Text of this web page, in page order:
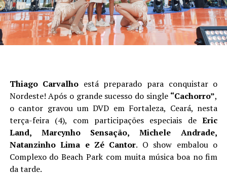
Thiago Carvalho está preparado para conquistar o
Nordeste! Após o grande sucesso do single “Cachorro”,
o cantor gravou um DVD em Fortaleza, Ceará, nesta
terça-feira (4), com participações especiais deEric
Land, Marcynho Sensação, Michele Andrade,
Natanzinho Lima e Zé Cantor. O show embalou o
Complexo do Beach Park com muita música boa no fim
da tarde.